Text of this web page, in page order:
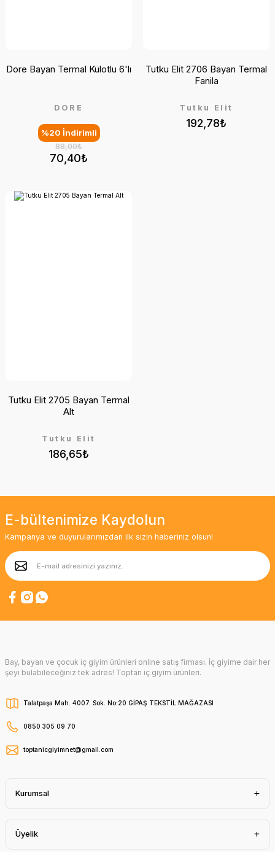
70,40₺
88,00₺
%20 İndirimli
DORE
Dore Bayan Termal Külotlu 6'lı
192,78₺
Tutku Elit
Tutku Elit 2706 Bayan Termal
Fanila
186,65₺
Tutku Elit
Tutku Elit 2705 Bayan Termal
Alt
E-bültenimize Kaydolun
Kampanya ve duyurularımızdan ilk sizin haberiniz olsun!
Bay, bayan ve çocuk iç giyim ürünleri online satış firması. İç giyime dair her
şeyi bulabileceğiniz tek adres! Toptan iç giyim ürünleri.
Talatpaşa Mah. 4007. Sok. No:20 GİPAŞ TEKSTİL MAĞAZASI
0850 305 09 70
toptanicgiyimnet@gmail.com
Kurumsal
Üyelik